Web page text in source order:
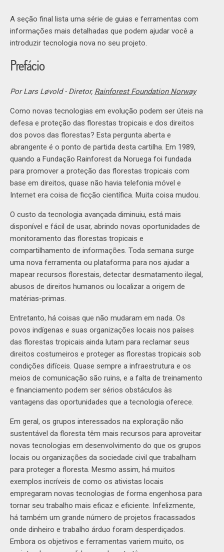
A seção final lista uma série de guias e ferramentas com
informações mais detalhadas que podem ajudar você a
introduzir tecnologia nova no seu projeto.
Prefácio
Por Lars Løvold - Diretor, Rainforest Foundation Norway
Como novas tecnologias em evolução podem ser úteis na
defesa e proteção das florestas tropicais e dos direitos
dos povos das florestas? Esta pergunta aberta e
abrangente é o ponto de partida desta cartilha. Em 1989,
quando a Fundação Rainforest da Noruega foi fundada
para promover a proteção das florestas tropicais com
base em direitos, quase não havia telefonia móvel e
Internet era coisa de ficção científica. Muita coisa mudou.
O custo da tecnologia avançada diminuiu, está mais
disponível e fácil de usar, abrindo novas oportunidades de
monitoramento das florestas tropicais e
compartilhamento de informações. Toda semana surge
uma nova ferramenta ou plataforma para nos ajudar a
mapear recursos florestais, detectar desmatamento ilegal,
abusos de direitos humanos ou localizar a origem de
matérias-primas.
Entretanto, há coisas que não mudaram em nada. Os
povos indígenas e suas organizações locais nos países
das florestas tropicais ainda lutam para reclamar seus
direitos costumeiros e proteger as florestas tropicais sob
condições difíceis. Quase sempre a infraestrutura e os
meios de comunicação são ruins, e a falta de treinamento
e financiamento podem ser sérios obstáculos às
vantagens das oportunidades que a tecnologia oferece.
Em geral, os grupos interessados na exploração não
sustentável da floresta têm mais recursos para aproveitar
novas tecnologias em desenvolvimento do que os grupos
locais ou organizações da sociedade civil que trabalham
para proteger a floresta. Mesmo assim, há muitos
exemplos incríveis de como os ativistas locais
empregaram novas tecnologias de forma engenhosa para
tornar seu trabalho mais eficaz e eficiente. Infelizmente,
há também um grande número de projetos fracassados
onde dinheiro e trabalho árduo foram desperdiçados.
Embora os objetivos e ferramentas variem muito, os